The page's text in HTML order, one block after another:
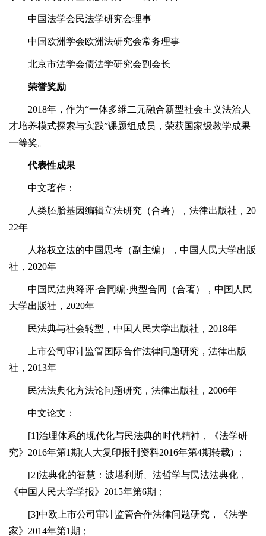
中国法学会民法学研究会理事
中国欧洲学会欧洲法研究会常务理事
北京市法学会债法学研究会副会长
荣誉奖励
2018年，作为“一体多维二元融合新型社会主义法治人
才培养模式探索与实践”课题组成员，荣获国家级教学成果
一等奖。
代表性成果
中文著作：
人类胚胎基因编辑立法研究（合著），法律出版社，20
22年
人格权立法的中国思考（副主编），中国人民大学出版
社，2020年
中国民法典释评·合同编·典型合同（合著），中国人民
大学出版社，2020年
民法典与社会转型，中国人民大学出版社，2018年
上市公司审计监管国际合作法律问题研究，法律出版
社，2013年
民法法典化方法论问题研究，法律出版社，2006年
中文论文：
[1]治理体系的现代化与民法典的时代精神，《法学研
究》2016年第1期(人大复印报刊资料2016年第4期转载) ；
[2]法典化的智慧：波塔利斯、法哲学与民法法典化，
《中国人民大学学报》2015年第6期；
[3]中欧上市公司审计监管合作法律问题研究，《法学
家》2014年第1期；